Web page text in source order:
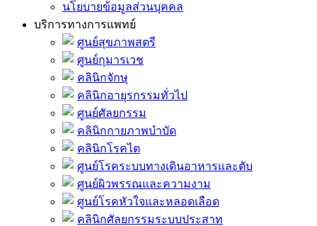
นโยบายข้อมูลส่วนบุคคล
บริการทางการแพทย์
ศูนย์สุขภาพสตรี
ศูนย์กุมารเวช
คลินิกจักษุ
คลินิกอายุรกรรมทั่วไป
ศูนย์ศัลยกรรม
คลินิกกายภาพบำบัด
คลินิกโรคไต
ศูนย์โรคระบบทางเดินอาหารและตับ
ศูนย์ผิวพรรณและความงาม
ศูนย์โรคหัวใจและหลอดเลือด
คลินิกศัลยกรรมระบบประสาท